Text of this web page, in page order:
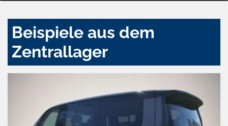
Beispiele aus dem
Zentrallager